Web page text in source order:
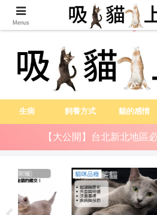
越吸貓越健康
生病 飼養方式 貓的感情
【大公開】台北新北地區
生病 飼
Menus